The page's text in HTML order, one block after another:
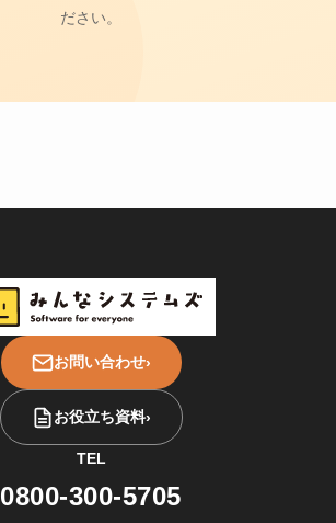
ださい。
お問い合わせ›
お役立ち資料›
TEL
0800-300-5705